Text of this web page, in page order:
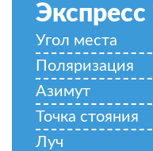
Экспресс
Угол места
Поляризация
Азимут
Точка стояния
Луч